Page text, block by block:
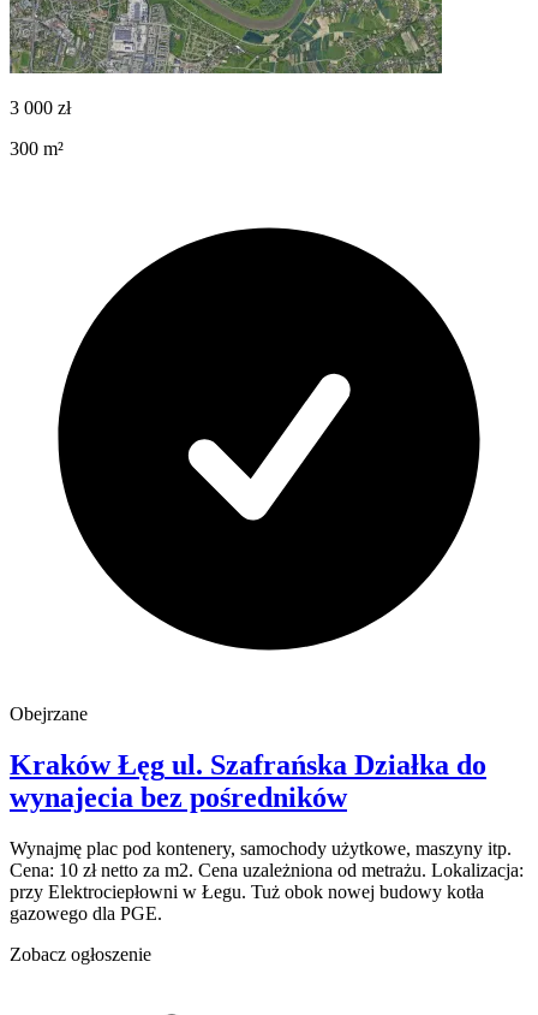
3 000 zł
300 m²
Obejrzane
Kraków Łęg ul. Szafrańska Działka do
wynajecia bez pośredników
Wynajmę plac pod kontenery, samochody użytkowe, maszyny itp.
Cena: 10 zł netto za m2. Cena uzależniona od metrażu. Lokalizacja:
przy Elektrociepłowni w Łegu. Tuż obok nowej budowy kotła
gazowego dla PGE.
Zobacz ogłoszenie